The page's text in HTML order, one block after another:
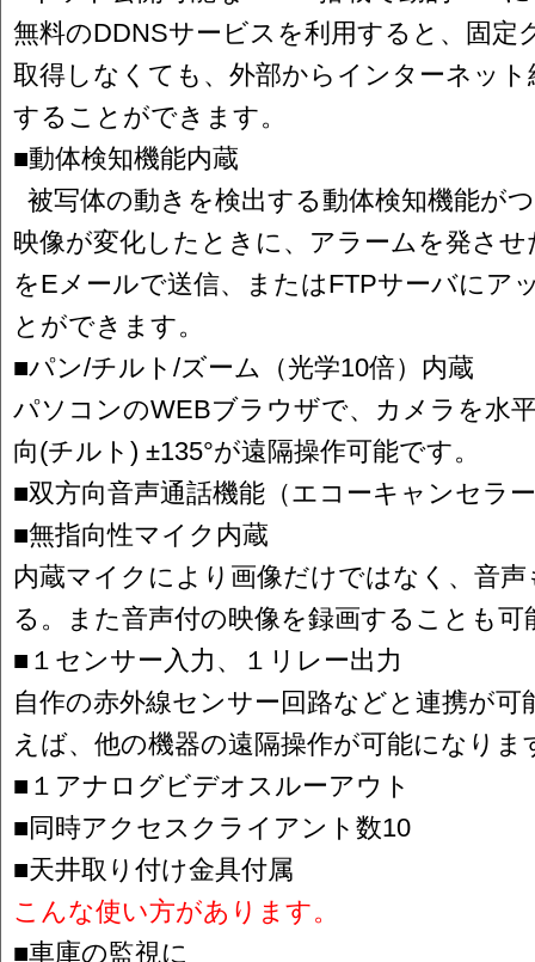
無料のDDNSサービスを利用すると、固定
取得しなくても、外部からインターネッ
することができます。
■動体検知機能内蔵
被写体の動きを検出する動体検知機能が
映像が変化したときに、アラームを発さ
をEメールで送信、またはFTPサーバにア
とができます。
■パン/チルト/ズーム（光学10倍）内蔵
パソコンのWEBブラウザで、カメラを水
向(チルト) ±135°が遠隔操作可能です。
■双方向音声通話機能（エコーキャンセラ
■無指向性マイク内蔵
内蔵マイクにより画像だけではなく、音
る。また音声付の映像を録画することも可
■１センサー入力、１リレー出力
自作の赤外線センサー回路などと連携が
えば、他の機器の遠隔操作が可能になりま
■１アナログビデオスルーアウト
■同時アクセスクライアント数10
■天井取り付け金具付属
こんな使い方があります。
■車庫の監視に